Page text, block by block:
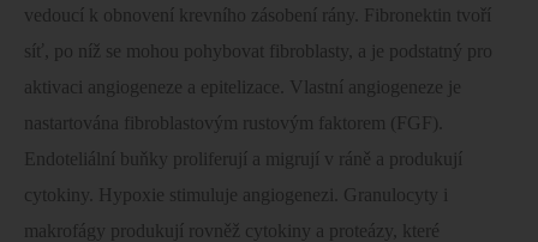
vedoucí k obnovení krevního zásobení rány. Fibronektin tvoří
síť, po níž se mohou pohybovat fibroblasty, a je podstatný pro
aktivaci angiogeneze a epitelizace. Vlastní angiogeneze je
nastartována fibroblastovým rustovým faktorem (FGF).
Endoteliální buňky proliferují a migrují v ráně a produkují
cytokiny. Hypoxie stimuluje angiogenezi. Granulocyty i
makrofágy produkují rovněž cytokiny a proteázy, které